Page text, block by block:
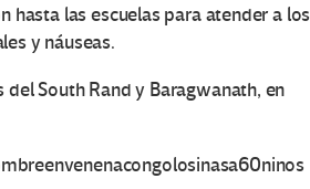
hasta las escuelas para atender a los
y náuseas.
South Rand y Baragwanath, en